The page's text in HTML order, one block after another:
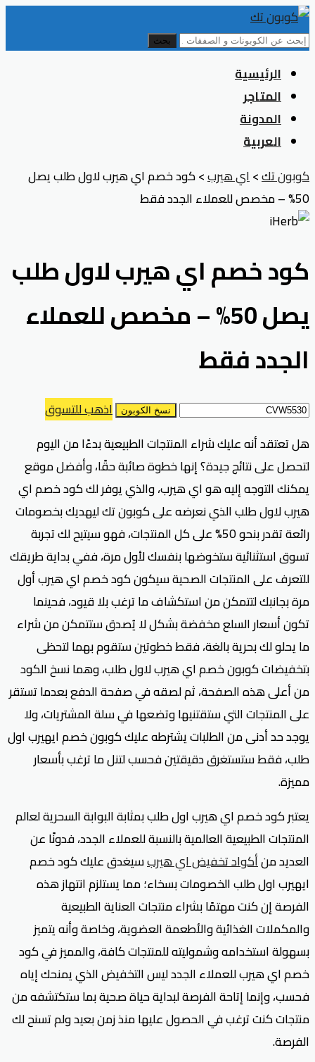
بحث
Skip
content
الرئيسية
المتاجر
المدونة
العربية
كوبون تك>اي هيرب>كود خصم اي هيرب لاول طلب يصل
50% – مخصص للعملاء الجدد فقط
كود خصم اي هيرب لاول طلب
يصل 50% – مخصص للعملاء
الجدد فقط
نسخ الكوبون
اذهب للتسوق
هل تعتقد أنه عليك شراء المنتجات الطبيعية بدءًا من اليوم
لتحصل على نتائج جيدة؟ إنها خطوة صائبة حقًا، وأفضل موقع
يمكنك التوجه إليه هو اي هيرب، والذي يوفر لك كود خصم اي
هيرب لاول طلب الذي نعرضه على كوبون تك ليهديك بخصومات
رائعة تقدر بنحو 50% على كل المنتجات، فهو سيتيح لك تجربة
تسوق استثنائية ستخوضها بنفسك لأول مرة، ففي بداية طريقك
للتعرف على المنتجات الصحية سيكون كود خصم اي هيرب أول
مرة بجانبك لتتمكن من استكشاف ما ترغب بلا قيود، فحينما
تكون أسعار السلع مخفضة بشكل لا يُصدق ستتمكن من شراء
ما يحلو لك بحرية بالغة، فقط خطوتين ستقوم بهما لتحظى
بتخفيضات كوبون خصم اي هيرب لاول طلب، وهما نسخ الكود
من أعلى هذه الصفحة، ثم لصقه في صفحة الدفع بعدما تستقر
على المنتجات التي ستقتنيها وتضعها في سلة المشتريات، ولا
يوجد حد أدنى من الطلبات يشترطه عليك كوبون خصم ايهيرب اول
طلب، فقط ستستغرق دقيقتين فحسب لتنل ما ترغب بأسعار
مميزة.
يعتبر كود خصم اي هيرب اول طلب بمثابة البوابة السحرية لعالم
المنتجات الطبيعية العالمية بالنسبة للعملاء الجدد، فدونًا عن
العديد منأكواد تخفيض اي هيربسيغدق عليك كود خصم
ايهيرب اول طلب الخصومات بسخاء؛ مما يستلزم انتهاز هذه
الفرصة إن كنت مهتمًا بشراء منتجات العناية الطبيعية
والمكملات الغذائية والأطعمة العضوية، وخاصة وأنه يتميز
بسهولة استخدامه وشموليته للمنتجات كافة، والمميز في كود
خصم اي هيرب للعملاء الجدد ليس التخفيض الذي يمنحك إياه
فحسب، وإنما إتاحة الفرصة لبداية حياة صحية بما ستكتشفه من
منتجات كنت ترغب في الحصول عليها منذ زمن بعيد ولم تسنح لك
الفرصة.